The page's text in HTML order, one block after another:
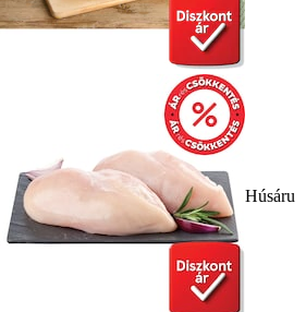
Húsáru